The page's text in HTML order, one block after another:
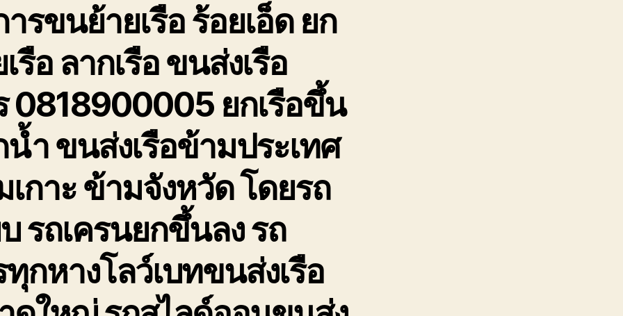
รขนย้ายเรือ ร้อยเอ็ด ยก
รือ ลากเรือ ขนส่งเรือ
0818900005 ยกเรือขึ้น
น้ำ ขนส่งเรือข้ามประเทศ
เกาะ ข้ามจังหวัด โดยรถ
บ รถเครนยกขึ้นลง รถ
กหางโลว์เบทขนส่งเรือ